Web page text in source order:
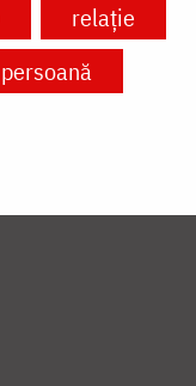
relație
persoană